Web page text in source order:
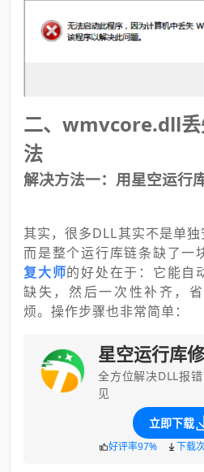
二、wmvcore.dll丢
法
解决方法一：用星空运行
其实，很多DLL其实不是单独
而是整个运行库链条缺了一
复大师的好处在于：它能自
缺失，然后一次性补齐，
烦。操作步骤也非常简单：
星空运行库
全方位解决DLL报
见
立即下载
好评率97% 下载